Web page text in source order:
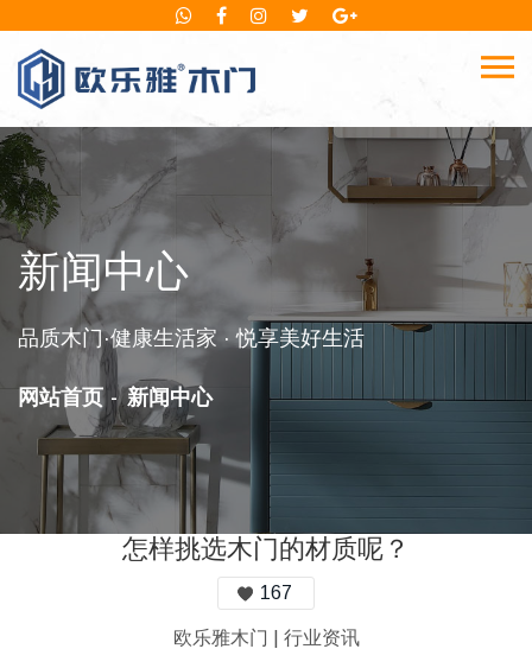
新闻中心
品质木门·健康生活家 · 悦享美好生活
网站首页 新闻中心
怎样挑选木门的材质呢？
167
欧乐雅木门 行业资讯